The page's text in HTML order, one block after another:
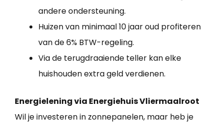
andere ondersteuning.
Huizen van minimaal 10 jaar oud profiteren
van de 6% BTW-regeling.
Via de terugdraaiende teller kan elke
huishouden extra geld verdienen.
Energielening via Energiehuis Vliermaalroot
Wil je investeren in zonnepanelen, maar heb je